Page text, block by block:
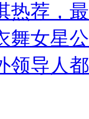
热荐，
舞女星
领导人